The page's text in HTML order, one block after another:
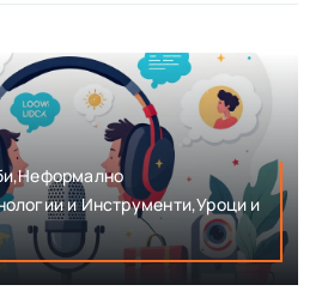
и Инструменти,Уроци и